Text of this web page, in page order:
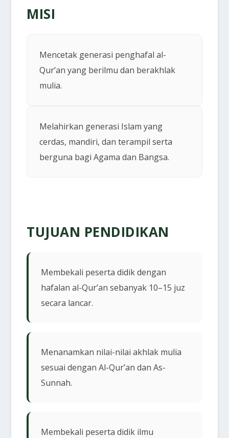
MISI
Mencetak generasi penghafal al-
Qur’an yang berilmu dan berakhlak
mulia.
Melahirkan generasi Islam yang
cerdas, mandiri, dan terampil serta
berguna bagi Agama dan Bangsa.
TUJUAN PENDIDIKAN
Membekali peserta didik dengan
hafalan al-Qur’an sebanyak 10–15 juz
secara lancar.
Menanamkan nilai-nilai akhlak mulia
sesuai dengan Al-Qur’an dan As-
Sunnah.
Membekali peserta didik ilmu